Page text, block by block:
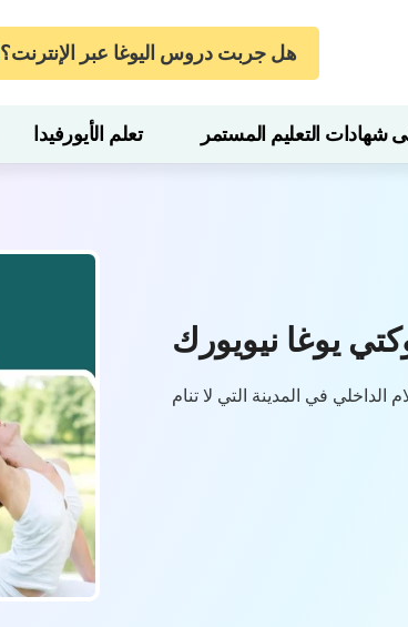
هل جربت دروس اليوغا عبر الإنترنت؟
التعليم المستمر تعلم الأيورفيدا
يوغا نيويورك
الداخلي في المدينة التي لا تنام